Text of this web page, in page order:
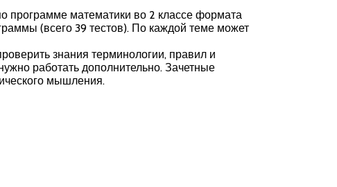
программе математики во 2 классе формата
(всего 39 тестов). По каждой теме может
знания терминологии, правил и
работать дополнительно. Зачетные
мышления.